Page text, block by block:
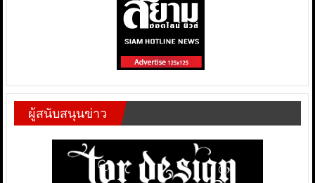
ผู้สนับสนุนข่าว